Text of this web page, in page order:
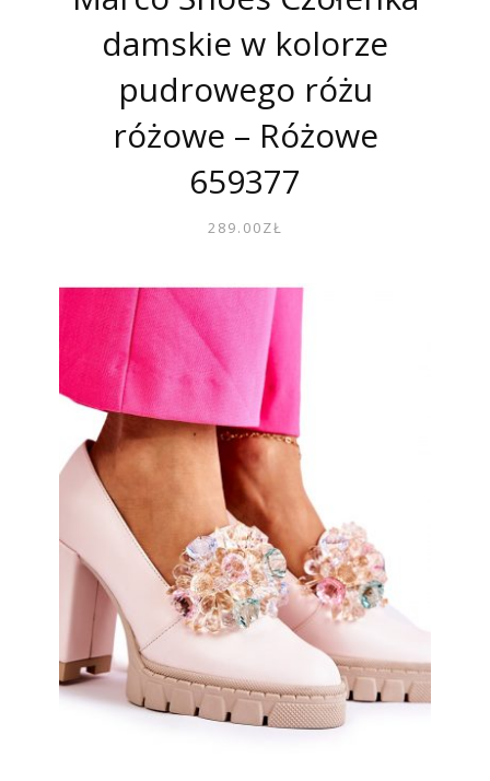
damskie w kolorze
pudrowego różu
różowe – Różowe
659377
289.00ZŁ